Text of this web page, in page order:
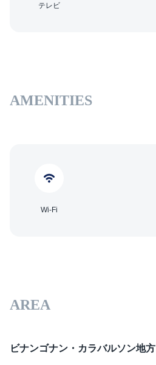
テレビ
AMENITIES
Wi-Fi
AREA
ビナンゴナン・カラバルソン地方